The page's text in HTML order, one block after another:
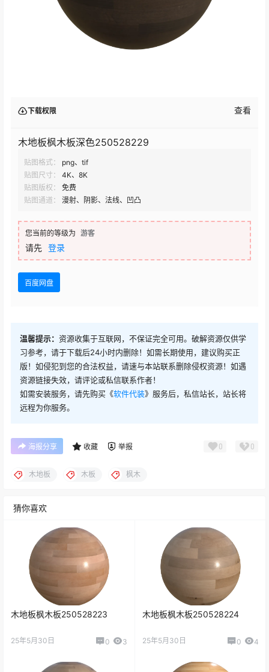
下载权限 查看
木地板枫木板深色250528229
贴图格式：
png、tif
贴图尺寸：
4K、8K
贴图版权：
免费
贴图通道：
漫射、阴影、法线、凹凸
您当前的等级为 游客
请先 登录
百度网盘
温馨提示： 资源收集于互联网，不保证完全可用。破解资源仅供学
习参考，请于下载后24小时内删除！如需长期使用，建议购买正
版！如侵犯到您的合法权益，请速与本站联系删除侵权资源！如遇
资源链接失效，请评论或私信联系作者！
如需安装服务，请先购买《软件代装》服务后，私信站长，站长将
远程为你服务。
海报分享 收藏 举报 0 0
木地板 木板 枫木
猜你喜欢
木地板枫木板250528223
25年5月30日 0 3
木地板枫木板250528224
25年5月30日 0 4